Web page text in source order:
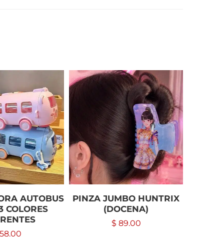
AUTOBUS
COLORES
PINZA JUMBO HUNTRIX
(DOCENA)
$ 89.00